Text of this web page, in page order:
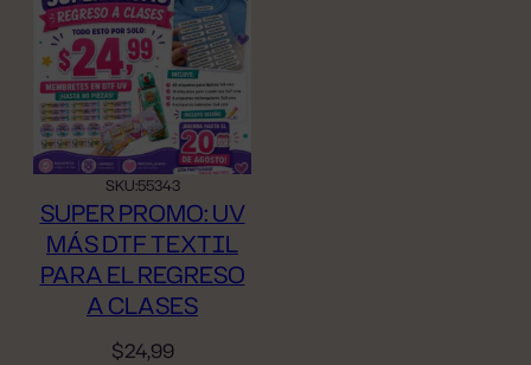
SKU:55343
SUPER PROMO: UV
MÁS DTF TEXTIL
PARA EL REGRESO
A CLASES
$24,99